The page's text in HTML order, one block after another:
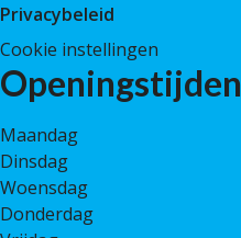
Privacybeleid
Cookie instellingen
Openingstijden
Maandag
Dinsdag
Woensdag
Donderdag